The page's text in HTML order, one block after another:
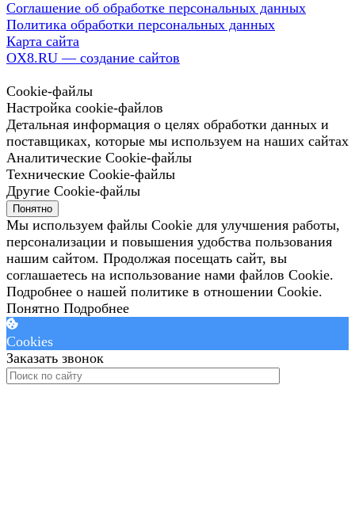
Соглашение об обработке персональных данных
Политика обработки персональных данных
Карта сайта
OX8.RU — создание сайтов
Cookie-файлы
Настройка cookie-файлов
Детальная информация о целях обработки данных и
поставщиках, которые мы используем на наших сайтах
Аналитические Cookie-файлы
Технические Cookie-файлы
Другие Cookie-файлы
Понятно
Мы используем файлы Cookie для улучшения работы,
персонализации и повышения удобства пользования
нашим сайтом. Продолжая посещать сайт, вы
соглашаетесь на использование нами файлов Cookie.
Подробнее о нашей политике в отношении Cookie.
Понятно Подробнее
Cookies
Заказать звонок